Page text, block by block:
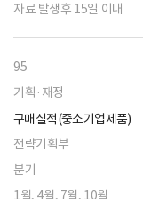
자료 발생후 15일 이내
95
기획·재정
구매실적(중소기업제품)
전략기획부
분기
1월, 4월, 7월, 10월